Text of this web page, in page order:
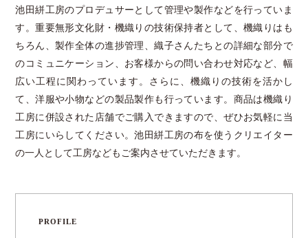
池田絣工房のプロデュサーとして管理や製作などを行っていま
す。重要無形文化財・機織りの技術保持者として、機織りはも
ちろん、製作全体の進捗管理、織子さんたちとの詳細な部分で
のコミュニケーション、お客様からの問い合わせ対応など、幅
広い工程に関わっています。さらに、機織りの技術を活かし
て、洋服や小物などの製品製作も行っています。商品は機織り
工房に併設された店舗でご購入できますので、ぜひお気軽に当
工房にいらしてください。池田絣工房の布を使うクリエイター
の一人として工房などもご案内させていただきます。
PROFILE